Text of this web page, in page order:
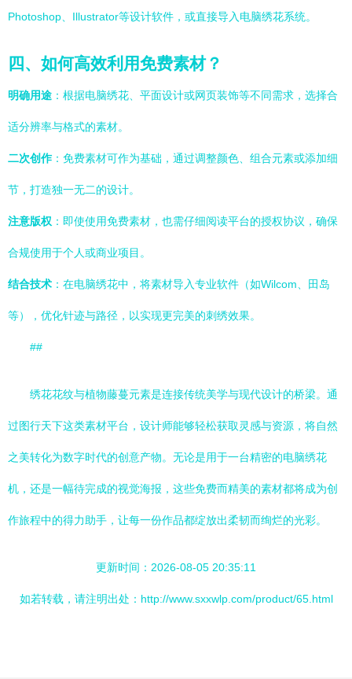
Photoshop、Illustrator等设计软件，或直接导入电脑绣花系统。
四、如何高效利用免费素材？
明确用途 ：根据电脑绣花、平面设计或网页装饰等不同需求，选择合
适分辨率与格式的素材。
二次创作：免费素材可作为基础，通过调整颜色、组合元素或添加细
节，打造独一无二的设计。
注意版权 ：即使使用免费素材，也需仔细阅读平台的授权协议，确保
合规使用于个人或商业项目。
结合技术 ：在电脑绣花中，将素材导入专业软件（如Wilcom、田岛
等），优化针迹与路径，以实现更完美的刺绣效果。
##
绣花花纹与植物藤蔓元素是连接传统美学与现代设计的桥梁。通
过图行天下这类素材平台，设计师能够轻松获取灵感与资源，将自然
之美转化为数字时代的创意产物。无论是用于一台精密的电脑绣花
机，还是一幅待完成的视觉海报，这些免费而精美的素材都将成为创
作旅程中的得力助手，让每一份作品都绽放出柔韧而绚烂的光彩。
更新时间：2026-08-05 20:35:11
如若转载，请注明出处：http://www.sxxwlp.com/product/65.html